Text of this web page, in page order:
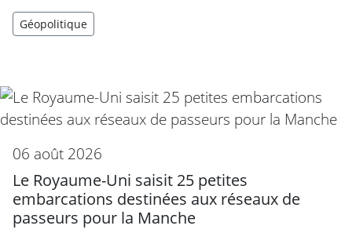
Géopolitique
06 août 2026
Le Royaume-Uni saisit 25 petites
embarcations destinées aux réseaux de
passeurs pour la Manche